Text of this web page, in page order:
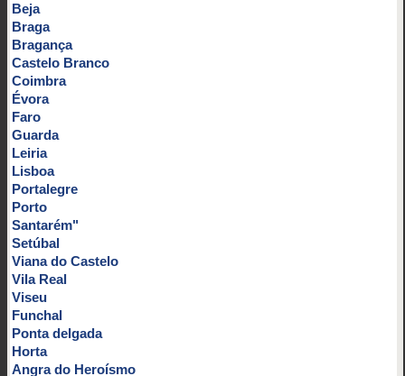
Beja
Braga
Bragança
Castelo Branco
Coimbra
Évora
Faro
Guarda
Leiria
Lisboa
Portalegre
Porto
Santarém"
Setúbal
Viana do Castelo
Vila Real
Viseu
Funchal
Ponta delgada
Horta
Angra do Heroísmo